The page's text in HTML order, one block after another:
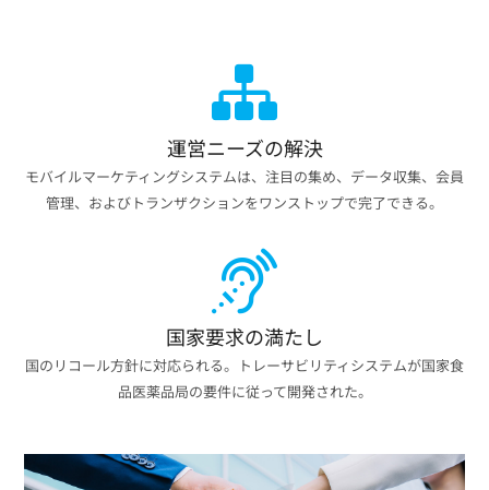
運営ニーズの解決
モバイルマーケティングシステムは、注目の集め、データ収集、会員
管理、およびトランザクションをワンストップで完了できる。
国家要求の満たし
国のリコール方針に対応られる。トレーサビリティシステムが国家食
品医薬品局の要件に従って開発された。